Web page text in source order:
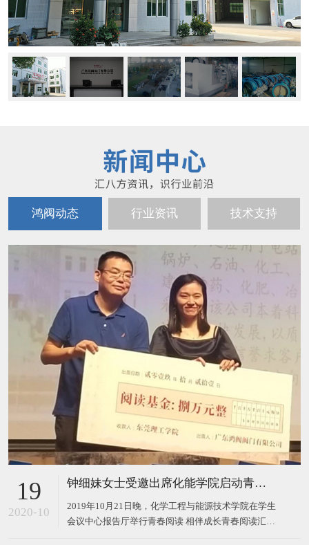
鸿阀动态 行业资讯 技术支持
19
2020-10
钟细妹女士受邀出席化能学院启动青春阅读汇系列活动
2019年10月21日晚，化学工程与能源技术学院在学生
会议中心报告厅举行青春阅读 相伴成长青春阅读汇启